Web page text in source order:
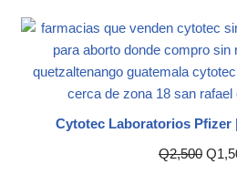
Cytotec Laboratorios Pfizer
Q2,500 Q